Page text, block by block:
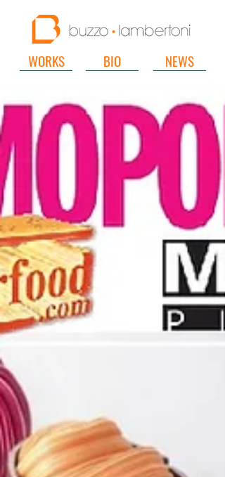
WORKS BIO NEWS